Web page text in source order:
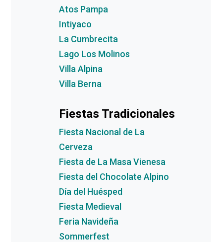
Atos Pampa
Intiyaco
La Cumbrecita
Lago Los Molinos
Villa Alpina
Villa Berna
Fiestas Tradicionales
Fiesta Nacional de La
Cerveza
Fiesta de La Masa Vienesa
Fiesta del Chocolate Alpino
Día del Huésped
Fiesta Medieval
Feria Navideña
Sommerfest